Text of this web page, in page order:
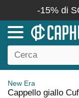
-15% di
New Era
Cappello giallo